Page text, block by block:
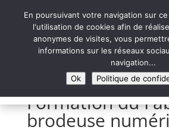
Syntaxe
LE NUMÉRIQUE
Formation du
brodeuse
En poursuivant votre navigation sur
l'utilisation de cookies afin de
anonymes de visites, vous
informations sur les réseaux
navigation...
Ok
Politique de